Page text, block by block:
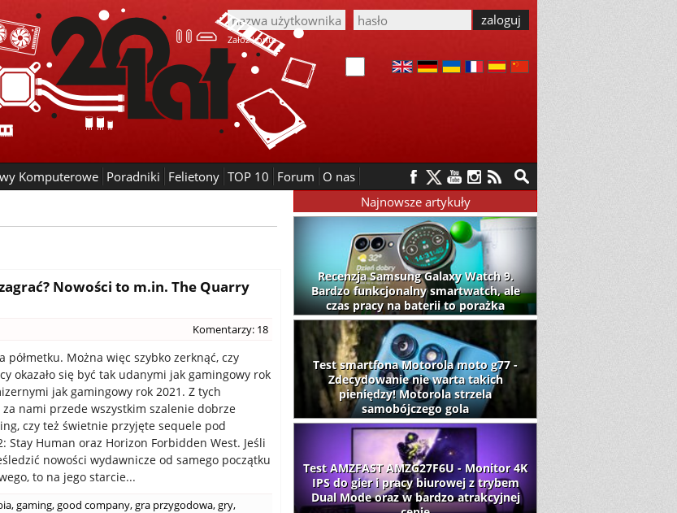
Załóż konto
Komputerowe Poradniki Felietony TOP 10 Forum O nas
Nowości to m.in. The Quarry
Komentarzy: 18
półmetku. Można więc szybko zerknąć, czy
okazało się być tak udanymi jak gamingowy rok
jak gamingowy rok 2021. Z tych
nami przede wszystkim szalenie dobrze
czy też świetnie przyjęte sequele pod
Stay Human oraz Horizon Forbidden West. Jeśli
nowości wydawnicze od samego początku
to na jego starcie...
,gaming,good company,gra przygodowa,gry,
Najnowsze artykuły
Recenzja Samsung Galaxy Watch 9.
Bardzo funkcjonalny smartwatch, ale
czas pracy na baterii to porażka
Test smartfona Motorola moto g77 -
Zdecydowanie nie warta takich
pieniędzy! Motorola strzela
samobójczego gola
Test AMZFAST AMZG27F6U - Monitor 4K
IPS do gier i pracy biurowej z trybem
Dual Mode oraz w bardzo atrakcyjnej